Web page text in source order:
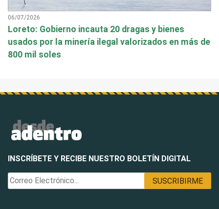
06/07/2026
Loreto: Gobierno incauta 20 dragas y bienes
usados por la minería ilegal valorizados en más de
800 mil soles
INSCRÍBETE Y RECIBE NUESTRO BOLETÍN DIGITAL